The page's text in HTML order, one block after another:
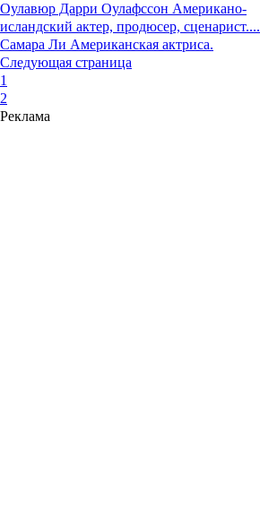
Оулавюр Дарри Оулафссон Американо-
исландский актер, продюсер, сценарист....
Самара Ли Американская актриса.
Следующая страница
1
2
Реклама